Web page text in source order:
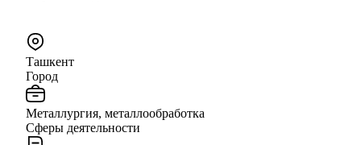
Ташкент
Город
Металлургия, металлообработка
Сферы деятельности